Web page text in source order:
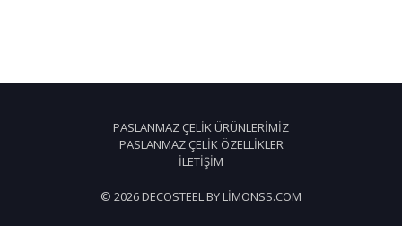
PASLANMAZ ÇELIK ÜRÜNLERIMIZ
PASLANMAZ ÇELIK ÖZELLIKLER
İLETIŞIM
© 2026 DECOSTEEL BY LIMONSS.COM